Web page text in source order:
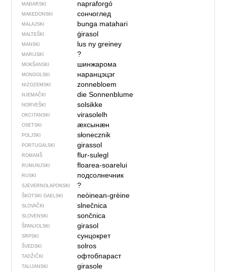
MAĐARSKI napraforgó
MAKEDONSKI сончоглед
MALAJSKI bunga matahari
MALTEŠKI ġirasol
MANSKI lus ny greiney
MARIJSKI ?
MOKŠANSKI шинжарома
MONGOLSKI наранцэцэг
NIZOZEMSKI zonnebloem
NJEMAČKI die Sonnenblume
NORVEŠKI solsikke
OKCITANSKI virasolelh
OSETSKI ӕхсынӕн
POLJSKI słonecznik
PORTUGALSKI girassol
ROMANŠ flur-sulegl
RUMUNJSKI floarea-soarelui
RUSKI подсолнечник
SJEVER­NO­LA­PONSKI ?
ŠKOTSKI GAELSKI neòinean-grèine
SLOVAČKI slnečnica
SLOVENSKI sončnica
ŠPANJOLSKI girasol
SRPSKI сунцокрет
ŠVEDSKI solros
TADŽIČKI офтобпараст
TALIJANSKI girasole